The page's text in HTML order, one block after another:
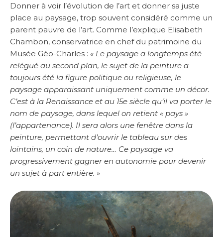
Donner à voir l’évolution de l’art et donner sa juste
place au paysage, trop souvent considéré comme un
parent pauvre de l’art. Comme l’explique Elisabeth
Chambon, conservatrice en chef du patrimoine du
Musée Géo-Charles : « Le paysage a longtemps été
relégué au second plan, le sujet de la peinture a
toujours été la figure politique ou religieuse, le
paysage apparaissant uniquement comme un décor.
C’est à la Renaissance et au 15e siècle qu’il va porter le
nom de paysage, dans lequel on retient « pays »
(l’appartenance). Il sera alors une fenêtre dans la
peinture, permettant d’ouvrir le tableau sur des
lointains, un coin de nature… Ce paysage va
progressivement gagner en autonomie pour devenir
un sujet à part entière. »